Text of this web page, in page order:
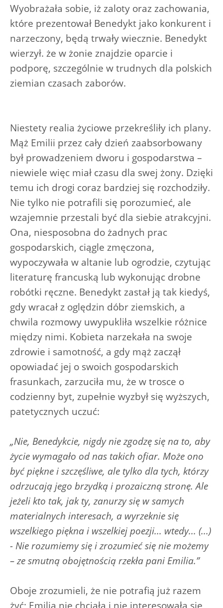
Wyobrażała sobie, iż zaloty oraz zachowania,
które prezentował Benedykt jako konkurent i
narzeczony, będą trwały wiecznie. Benedykt
wierzył. że w żonie znajdzie oparcie i
podporę, szczególnie w trudnych dla polskich
ziemian czasach zaborów.
Niestety realia życiowe przekreśliły ich plany.
Mąż Emilii przez cały dzień zaabsorbowany
był prowadzeniem dworu i gospodarstwa –
niewiele więc miał czasu dla swej żony. Dzięki
temu ich drogi coraz bardziej się rozchodziły.
Nie tylko nie potrafili się porozumieć, ale
wzajemnie przestali być dla siebie atrakcyjni.
Ona, niesposobna do żadnych prac
gospodarskich, ciągle zmęczona,
wypoczywała w altanie lub ogrodzie, czytując
literaturę francuską lub wykonując drobne
robótki ręczne. Benedykt zastał ją tak kiedyś,
gdy wracał z oględzin dóbr ziemskich, a
chwila rozmowy uwypukliła wszelkie różnice
między nimi. Kobieta narzekała na swoje
zdrowie i samotność, a gdy mąż zaczął
opowiadać jej o swoich gospodarskich
frasunkach, zarzuciła mu, że w trosce o
codzienny byt, zupełnie wyzbył się wyższych,
patetycznych uczuć:
„Nie, Benedykcie, nigdy nie zgodzę się na to, aby
życie wymagało od nas takich ofiar. Może ono
być piękne i szczęśliwe, ale tylko dla tych, którzy
odrzucają jego brzydką i prozaiczną stronę. Ale
jeżeli kto tak, jak ty, zanurzy się w samych
materialnych interesach, a wyrzeknie się
wszelkiego piękna i wszelkiej poezji... wtedy... (...)
- Nie rozumiemy się i zrozumieć się nie możemy
– ze smutną obojętnością rzekła pani Emilia.”
Oboje zrozumieli, że nie potrafią już razem